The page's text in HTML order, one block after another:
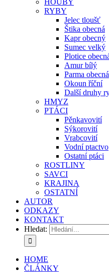
HOUBY
RYBY
Jelec tloušť
Štika obecná
Kapr obecný
Sumec velký
Plotice
Amur bílý
Parma obecná
Okoun říční
Další druhy
HMYZ
PTÁCI
Pěnkavovití
Sýkorovití
Vrabcovití
Vodní ptactvo
Ostatní ptáci
ROSTLINY
SAVCI
KRAJINA
OSTATNÍ
AUTOR
ODKAZY
KONTAKT
Hledat:
HOME
ČLÁNKY